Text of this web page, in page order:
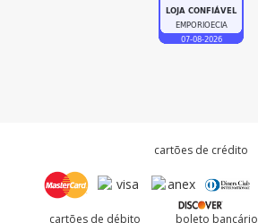
cartões de crédito
cartões de débito boleto bancário